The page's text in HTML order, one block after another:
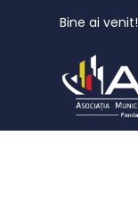
Bine ai venit!